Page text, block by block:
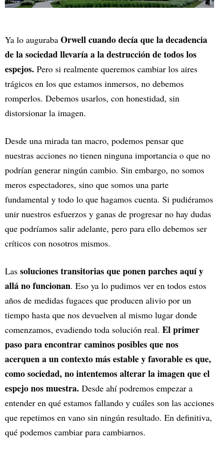
Ya lo auguraba Orwell cuando decía que la decadencia
de la sociedad llevaría a la destrucción de todos los
espejos. Pero si realmente queremos cambiar los aires
trágicos en los que estamos inmersos, no debemos
romperlos. Debemos usarlos, con honestidad, sin
distorsionar la imagen.
Desde una mirada tan macro, podemos pensar que
nuestras acciones no tienen ninguna importancia o que no
podrían generar ningún cambio. Sin embargo, no somos
meros espectadores, sino que somos una parte
fundamental y todo lo que hagamos cuenta. Si pudiéramos
unir nuestros esfuerzos y ganas de progresar no hay dudas
que podríamos salir adelante, pero para ello debemos ser
críticos con nosotros mismos.
Las soluciones transitorias que ponen parches aquí y
allá no funcionan. Eso ya lo pudimos ver en todos estos
años de medidas fugaces que producen alivio por un
tiempo hasta que nos devuelven al mismo lugar donde
comenzamos, evadiendo toda solución real. El primer
paso para encontrar caminos posibles que nos
acerquen a un contexto más estable y favorable es que,
como sociedad, no intentemos alterar la imagen que el
espejo nos muestra. Desde ahí podremos empezar a
entender en qué estamos fallando y cuáles son las acciones
que repetimos en vano sin ningún resultado. En definitiva,
qué podemos cambiar para cambiarnos.